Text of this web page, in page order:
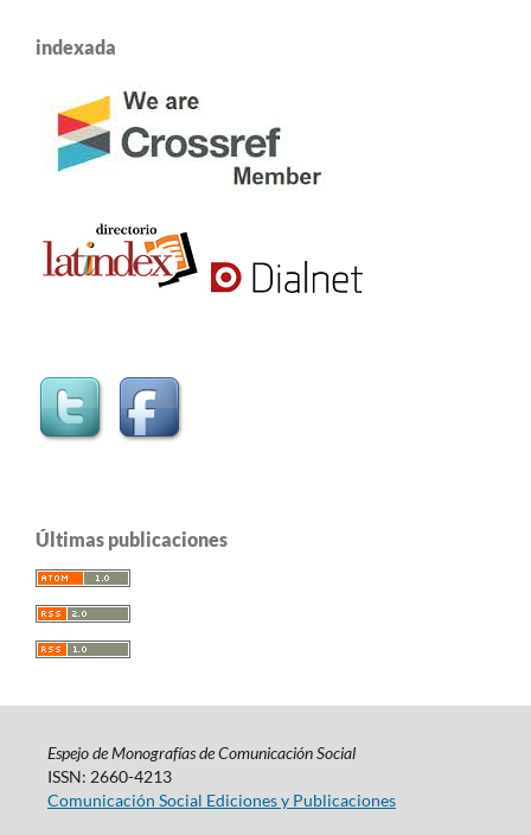
indexada
Últimas publicaciones
Espejo de Monografías de Comunicación Social
ISSN: 2660-4213
Comunicación Social Ediciones y Publicaciones